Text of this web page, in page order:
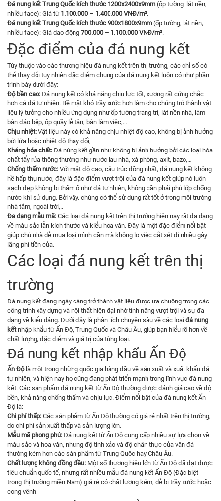
Đá nung kết Trung Quốc kích thước 1200x2400x9mm (ốp tường, lát nền,
nhiều face): Giá từ 1.100.000 – 1.400.000 VNĐ/m².
Đá nung kết Trung Quốc kích thước 900x1800x9mm (ốp tường, lát nền,
nhiều face): Giá dao động 700.000 – 1.100.000 VNĐ/m².
Đặc điểm của đá nung kết
Tùy thuộc vào các thương hiệu đá nung kết trên thị trường, các chỉ số có
thể thay đổi tuy nhiên đặc điểm chung của đá nung kết luôn có như phần
trình bày dưới đây:
Độ bền cao: Đá nung kết có khả năng chịu lực tốt, xương rất cứng chắc
hơn cả đá tự nhiên. Bề mặt khó trầy xước hơn làm cho chúng trở thành vật
liệu lý tưởng cho nhiều ứng dụng như ốp tường trang trí, lát nền nhà, làm
bàn đảo bếp, ốp quầy lễ tân, bàn làm việc,…
Chịu nhiệt: Vật liệu này có khả năng chịu nhiệt độ cao, không bị ảnh hưởng
bởi lửa hoặc nhiệt độ thay đổi,
Kháng hóa chất: Đá núng kết gần như không bị ảnh hưởng bởi các loại hóa
chất tẩy rửa thông thường như nước lau nhà, xà phòng, axit, bazo,…
Chống thấm nước: Với mật độ cao, cấu trúc đồng nhất, đá nung kết không
hề hấp thụ nước, đây là đặc điểm vượt trội của đá nung kết giúp nó luôn
sạch đẹp không bị thấm ố như đá tự nhiên, không cần phải phủ lớp chống
nước khi sử dụng. Bởi vậy, chúng có thể sử dụng rất tốt ở trong môi trường
nhà tắm, ngoài trời,..
Đa dạng mẫu mã: Các loại đá nung kết trên thị trường hiện nay rất đa dạng
về màu sắc lẫn kích thước và kiểu hoa văn. Đây là một đặc điểm nổi bật
giúp chủ nhà dễ mua loại mình cần mà không lo việc cắt xét đi nhiều gây
lãng phí tiền của.
Các loại đá nung kết trên thị
trường
Đá nung kết đang ngày càng trở thành vật liệu được ưa chuộng trong các
công trình xây dựng và nội thất hiện đại nhờ tính năng vượt trội và sự đa
dạng về kiểu dáng. Dưới đây là phân tích chuyên sâu về các loại đá nung
kếtnhập khẩu từ Ấn Độ, Trung Quốc và Châu Âu, giúp bạn hiểu rõ hơn về
chất lượng, đặc điểm và giá trị của từng loại.
Đá nung kết nhập khẩu Ấn Độ
Ấn Độlà một trong những quốc gia hàng đầu về sản xuất và xuất khẩu đá
tự nhiên, và hiện nay họ cũng đang phát triển mạnh trong lĩnh vực đá nung
kết. Các sản phẩm đá nung kết từ Ấn Độ thường được đánh giá cao về độ
bền, khả năng chống thấm và chịu lực. Điểm nổi bật của đá nung kết Ấn
Độ là:
Chi phí thấp: Các sản phẩm từ Ấn Độ thường có giá rẻ nhất trên thị trường,
do chi phí sản xuất thấp và sản lượng lớn.
Mẫu mã phong phú: Đá nung kết từ Ấn Độ cung cấp nhiều sự lựa chọn về
màu sắc và hoa văn, nhưng độ tinh xảo và độ chân thực của vân đá
thường kém hơn các sản phẩm từ Trung Quốc hay Châu Âu.
Chất lượng không đồng đều: Một số thương hiệu lớn từ Ấn Độ đã đạt được
tiêu chuẩn quốc tế, nhưng rất nhiều mẫu đá nung kết Ấn Độ (Đặc biệt
trong thị trường miền Nam) giá rẻ có chất lượng kém, dễ bị trầy xước hoặc
cong vênh.